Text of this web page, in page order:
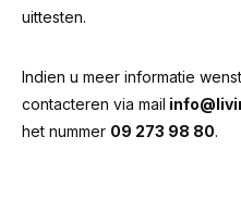
uittesten.
Indien u meer informatie
contacteren via mail
het nummer 09 273 98 80.